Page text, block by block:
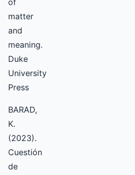
of
matter
and
meaning.
Duke
University
Press
BARAD,
K.
(2023).
Cuestión
de